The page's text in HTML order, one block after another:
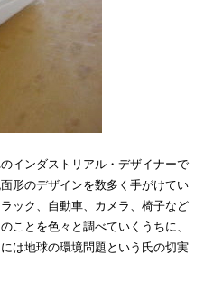
インダストリアル・デザイナーで
形のデザインを数多く手がけてい
ック、自動車、カメラ、椅子など
ことを色々と調べていくうちに、
は地球の環境問題という氏の切実